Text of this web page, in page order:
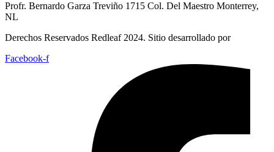
Profr. Bernardo Garza Treviño 1715 Col. Del Maestro Monterrey,
NL
Derechos Reservados Redleaf 2024. Sitio desarrollado por
Facebook-f